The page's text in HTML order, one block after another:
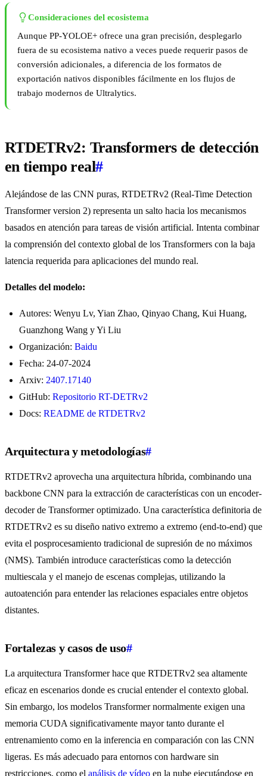
Consideraciones del ecosistema
Aunque PP-YOLOE+ ofrece una gran precisión, desplegarlo
fuera de su ecosistema nativo a veces puede requerir pasos de
conversión adicionales, a diferencia de los formatos de
exportación nativos disponibles fácilmente en los flujos de
trabajo modernos de Ultralytics.
RTDETRv2: Transformers de detección
en tiempo real#
Alejándose de las CNN puras, RTDETRv2 (Real-Time Detection
Transformer version 2) representa un salto hacia los mecanismos
basados en atención para tareas de visión artificial. Intenta combinar
la comprensión del contexto global de los Transformers con la baja
latencia requerida para aplicaciones del mundo real.
Detalles del modelo:
Autores: Wenyu Lv, Yian Zhao, Qinyao Chang, Kui Huang,
Guanzhong Wang y Yi Liu
Organización: Baidu
Fecha: 24-07-2024
Arxiv: 2407.17140
GitHub: Repositorio RT-DETRv2
Docs: README de RTDETRv2
Arquitectura y metodologías#
RTDETRv2 aprovecha una arquitectura híbrida, combinando una
backbone CNN para la extracción de características con un encoder-
decoder de Transformer optimizado. Una característica definitoria de
RTDETRv2 es su diseño nativo extremo a extremo (end-to-end) que
evita el posprocesamiento tradicional de supresión de no máximos
(NMS). También introduce características como la detección
multiescala y el manejo de escenas complejas, utilizando la
autoatención para entender las relaciones espaciales entre objetos
distantes.
Fortalezas y casos de uso#
La arquitectura Transformer hace que RTDETRv2 sea altamente
eficaz en escenarios donde es crucial entender el contexto global.
Sin embargo, los modelos Transformer normalmente exigen una
memoria CUDA significativamente mayor tanto durante el
entrenamiento como en la inferencia en comparación con las CNN
ligeras. Es más adecuado para entornos con hardware sin
restricciones, como el análisis de vídeo en la nube ejecutándose en